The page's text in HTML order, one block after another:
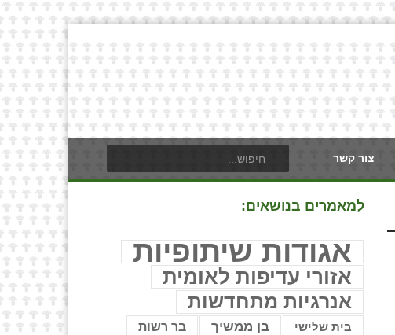
צור קשר
למאמרים בנושאים:
אגודות שיתופיות
אזורי עדיפות לאומית
אנרגיות מתחדשות
בית שלישי בן ממשיך
בר רשות